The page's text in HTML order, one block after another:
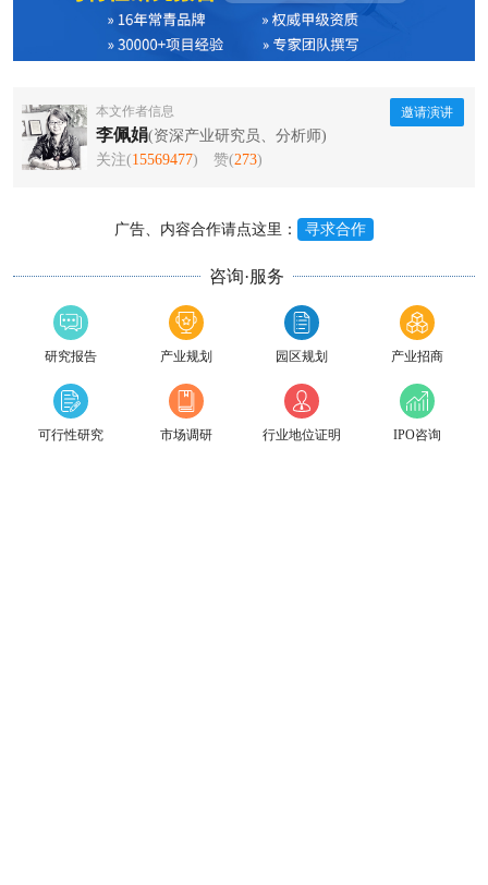
本文作者信息
李佩娟(资深产业研究员、分析师)
关注(15569477) 赞(273)
邀请演讲
广告、内容合作请点这里： 寻求合作
咨询·服务
研究报告 产业规划 园区规划 产业招商
可行性研究 市场调研 行业地位证明 IPO咨询